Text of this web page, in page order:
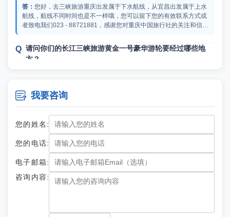
您好，去三峡旅游重庆出发属于下水航线，从宜昌出发属于上水
航线，航线不同时间也是不一样哦，您可以留下您的有效联系方式或
者致电我们023 - 88721881，感谢您对重庆中国旅行社的关注和信
请问你们的长江三峡旅游黄金一号豪华游轮要经过哪些地
方？
电我们023 - 88721881，感谢您对重庆中国旅行社的关注和信任！祝
9月初去三峡旅游天气怎么样？
您好，现在去三峡旅游是避暑的好时机，如果要订船票的话，建
议你提前预定三峡旅游船船票。您可以留下您的有效联系方式或者致
电我们023 - 88721881，感谢您对重庆中国旅行社的关注和信任！祝
您生活愉快！
我朋友下个月来重庆找我玩，这次想带她去试试三峡游轮，
 我要咨询
您的姓名:
您的电话:
电子邮箱:
咨询内容: